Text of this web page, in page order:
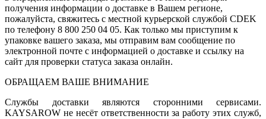
получения информации о доставке в Вашем регионе,
пожалуйста, свяжитесь с местной курьерской службой CDEK
по телефону 8 800 250 04 05. Как только мы приступим к
упаковке вашего заказа, мы отправим вам сообщение по
электронной почте с информацией о доставке и ссылку на
сайт для проверки статуса заказа онлайн.
ОБРАЩАЕМ ВАШЕ ВНИМАНИЕ
Службы доставки являются сторонними сервисами.
KAYSAROW не несёт ответственности за работу этих служб,